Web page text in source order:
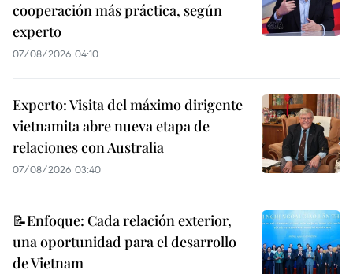
cooperación más práctica, según
experto
07/08/2026 04:10
Experto: Visita del máximo dirigente
vietnamita abre nueva etapa de
relaciones con Australia
07/08/2026 03:40
📝Enfoque: Cada relación exterior,
una oportunidad para el desarrollo
de Vietnam